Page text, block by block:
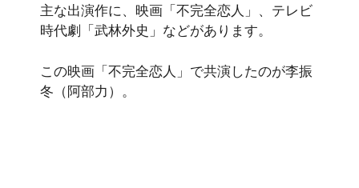
主な出演作に、映画「不完全恋人」、テレビ
時代劇「武林外史」などがあります。
この映画「不完全恋人」で共演したのが李振
冬（阿部力）。